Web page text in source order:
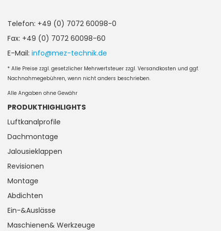
Telefon: +49 (0) 7072 60098-0
Fax: +49 (0) 7072 60098-60
E-Mail: info@mez-technik.de
* Alle Preise zzgl. gesetzlicher Mehrwertsteuer zzgl. Versandkosten und ggf.
Nachnahmegebühren, wenn nicht anders beschrieben.
Alle Angaben ohne Gewähr
PRODUKTHIGHLIGHTS
Luftkanalprofile
Dachmontage
Jalousieklappen
Revisionen
Montage
Abdichten
Ein-&Auslässe
Maschienen& Werkzeuge